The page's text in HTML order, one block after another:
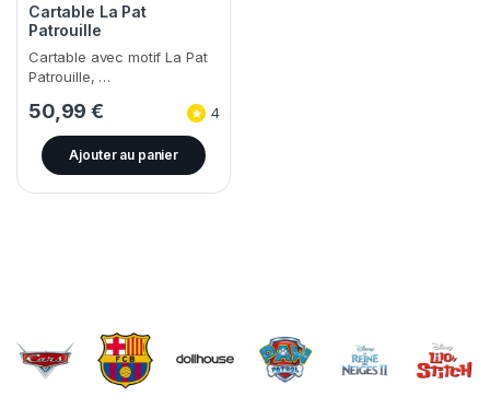
Cartable La Pat
Patrouille
Cartable avec motif La Pat
Patrouille, …
50,99€ 4
Ajouter au panier
Brands Carousel